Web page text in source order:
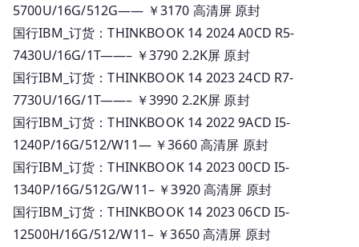
5700U/16G/512G—— ￥3170 高清屏 原封
国行IBM_订货：THINKBOOK 14 2024 A0CD R5-
7430U/16G/1T——– ￥3790 2.2K屏 原封
国行IBM_订货：THINKBOOK 14 2023 24CD R7-
7730U/16G/1T——– ￥3990 2.2K屏 原封
国行IBM_订货：THINKBOOK 14 2022 9ACD I5-
1240P/16G/512/W11— ￥3660 高清屏 原封
国行IBM_订货：THINKBOOK 14 2023 00CD I5-
1340P/16G/512G/W11– ￥3920 高清屏 原封
国行IBM_订货：THINKBOOK 14 2023 06CD I5-
12500H/16G/512/W11– ￥3650 高清屏 原封